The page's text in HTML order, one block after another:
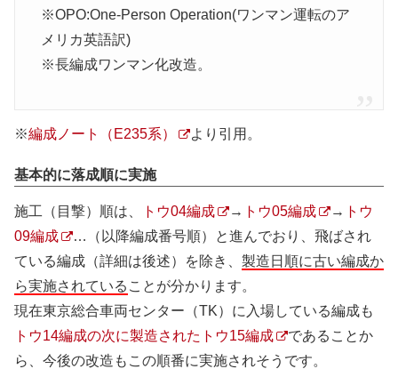
※OPO:One-Person Operation(ワンマン運転のア
メリカ英語訳)
※長編成ワンマン化改造。
※編成ノート（E235系） より引用。
基本的に落成順に実施
施工（目撃）順は、 トウ04編成 → トウ05編成 → トウ
09編成
…（以降編成番号順）と進んでおり、飛ばされ
ている編成（詳細は後述）を除き、 製造日順に古い編成か
ら実施されている ことが分かります。
現在東京総合車両センター（TK）に入場している編成も
トウ14編成の次に製造されたトウ15編成
であることか
ら、今後の改造もこの順番に実施されそうです。